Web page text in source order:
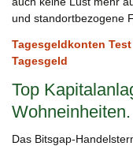
und standortbezogene
Tagesgeldkonten
Tagesgeld
Top
Wohneinheiten.
Das Bitsgap-